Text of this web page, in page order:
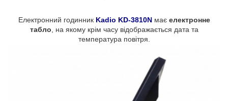
Електронний годинник Kadio KD-3810Nмає електронне
табло , на якому крім часу відображається дата та
температура повітря.